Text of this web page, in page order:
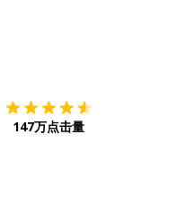
147万点击量